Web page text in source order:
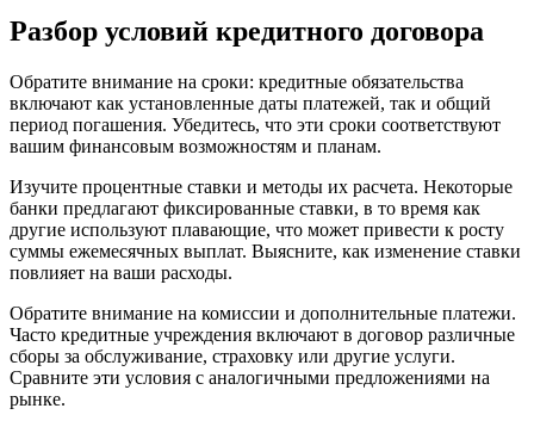
Разбор условий кредитного договора
Обратите внимание на сроки: кредитные обязательства
включают как установленные даты платежей, так и общий
период погашения. Убедитесь, что эти сроки соответствуют
вашим финансовым возможностям и планам.
Изучите процентные ставки и методы их расчета. Некоторые
банки предлагают фиксированные ставки, в то время как
другие используют плавающие, что может привести к росту
суммы ежемесячных выплат. Выясните, как изменение ставки
повлияет на ваши расходы.
Обратите внимание на комиссии и дополнительные платежи.
Часто кредитные учреждения включают в договор различные
сборы за обслуживание, страховку или другие услуги.
Сравните эти условия с аналогичными предложениями на
рынке.